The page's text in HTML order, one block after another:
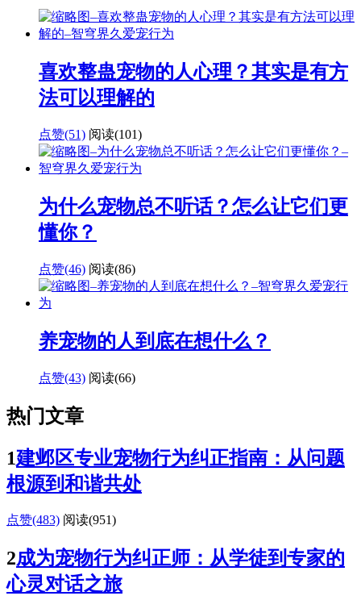
喜欢整蛊宠物的人心理？其实是有方
法可以理解的
点赞(51) 阅读(101)
为什么宠物总不听话？怎么让它们更
懂你？
点赞(46) 阅读(86)
养宠物的人到底在想什么？
点赞(43) 阅读(66)
热门文章
1建邺区专业宠物行为纠正指南：从问题
根源到和谐共处
点赞(483) 阅读(951)
2成为宠物行为纠正师：从学徒到专家的
心灵对话之旅